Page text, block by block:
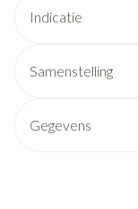
Indicatie
Samenstelling
Gegevens